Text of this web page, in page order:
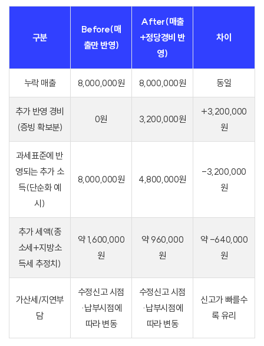
구분
Before(매
출만 반영)
After(매출
+정당경비 반
영)
차이
누락 매출 8,000,000원 8,000,000원 동일
추가 반영 경비
(증빙 확보분)
0원 3,200,000원
+3,200,000
원
과세표준에 반
영되는 추가 소
득(단순화 예
시)
8,000,000원 4,800,000원
-3,200,000
원
추가 세액(종
소세+지방소
득세 추정치)
약 1,600,000
원
약 960,000
원
약 -640,000
원
가산세/지연부
담
수정신고 시점
·납부시점에
따라 변동
수정신고 시점
·납부시점에
따라 변동
신고가 빠를수
록 유리